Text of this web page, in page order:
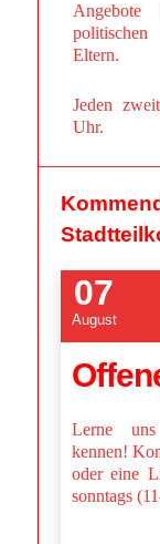
Eltern.
Jeden
Uhr.
07
August
Lerne
kennen!
oder eine
sonntags